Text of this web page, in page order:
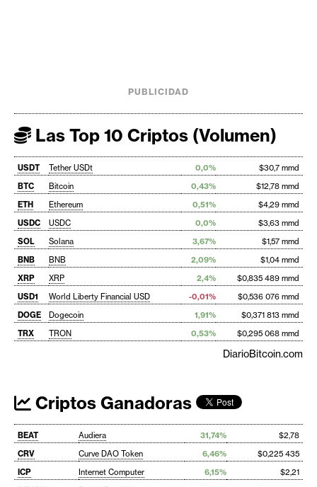
PUBLICIDAD
Las Top 10 Criptos (Volumen)
USDT Tether USDt 0,0%
$30,7 mmd
BTC
Bitcoin 0,43%
$12,78 mmd
ETH
Ethereum 0,51%
$4,29 mmd
USDC
USDC 0,0%
$3,63 mmd
SOL
Solana 3,67%
$1,57 mmd
BNB
BNB 2,09%
$1,04 mmd
XRP
XRP 2,4%
$0,835 489 mmd
USD1
World Liberty Financial USD -0,01%
$0,536 076 mmd
DOGE
Dogecoin 1,91%
$0,371 813 mmd
TRX
TRON 0,53% $0,295 068 mmd
DiarioBitcoin.com
Criptos Ganadoras
BEAT Audiera 31,74%
$2,78
CRV
Curve DAO Token 6,46%
$0,225 435
ICP
Internet Computer 6,15%
$2,21